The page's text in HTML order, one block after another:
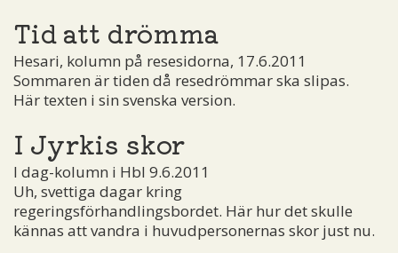
Tid att drömma
Hesari, kolumn på resesidorna, 17.6.2011
Sommaren är tiden då resedrömmar ska slipas.
Här texten i sin svenska version.
I Jyrkis skor
I dag-kolumn i Hbl 9.6.2011
Uh, svettiga dagar kring
regeringsförhandlingsbordet. Här hur det skulle
kännas att vandra i huvudpersonernas skor just nu.